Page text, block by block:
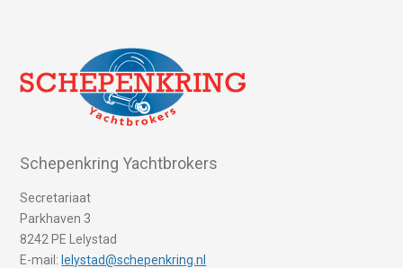
Schepenkring Yachtbrokers
Secretariaat
Parkhaven 3
8242 PE Lelystad
E-mail: lelystad@schepenkring.nl